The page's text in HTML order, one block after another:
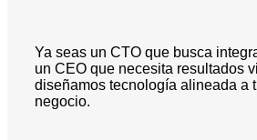
Ya seas un CTO que busca
un CEO que necesita resultados
diseñamos tecnología alineada a
negocio.